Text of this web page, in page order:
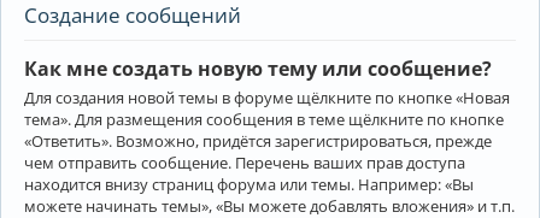
Создание сообщений
Как мне создать новую тему или сообщение?
Для создания новой темы в форуме щёлкните по кнопке «Новая
тема». Для размещения сообщения в теме щёлкните по кнопке
«Ответить». Возможно, придётся зарегистрироваться, прежде
чем отправить сообщение. Перечень ваших прав доступа
находится внизу страниц форума или темы. Например: «Вы
можете начинать темы», «Вы можете добавлять вложения» и т.п.